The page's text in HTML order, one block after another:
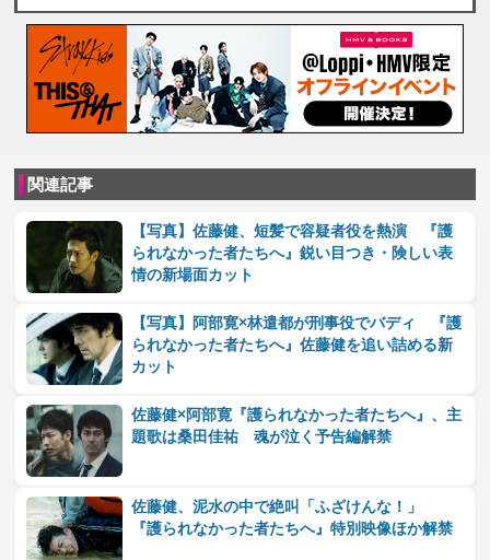
関連記事
【写真】佐藤健、短髪で容疑者役を熱演 『護
られなかった者たちへ』鋭い目つき・険しい表
情の新場面カット
【写真】阿部寛×林遣都が刑事役でバディ 『護
られなかった者たちへ』佐藤健を追い詰める新
カット
佐藤健×阿部寛『護られなかった者たちへ』、主
題歌は桑田佳祐 魂が泣く予告編解禁
佐藤健、泥水の中で絶叫「ふざけんな！」
『護られなかった者たちへ』特別映像ほか解禁